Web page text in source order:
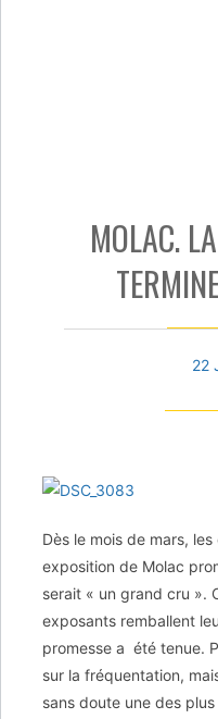
MOLAC.
22
Dès le mois de mars,
exposition de Molac
serait « un grand cru ».
exposants remballent
promesse a été tenue.
sur la fréquentation,
sans doute une des